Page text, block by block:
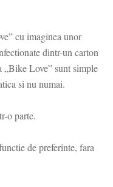
cu imaginea unor
dintr-un carton
Love” sunt simple
si nu numai.
o parte.
de preferinte, fara